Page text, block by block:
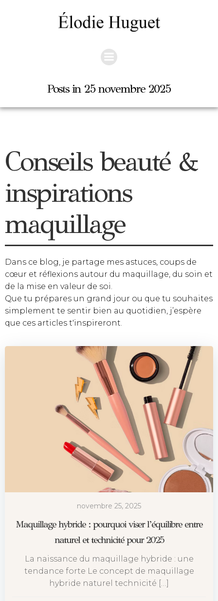
au
contenu
Posts in 25 novembre 2025
Conseils beauté &
inspirations
maquillage
Dans ce blog, je partage mes astuces, coups de
cœur et réflexions autour du maquillage, du soin et
de la mise en valeur de soi.
Que tu prépares un grand jour ou que tu souhaites
simplement te sentir bien au quotidien, j’espère
que ces articles t'inspireront.
novembre 25, 2025
Maquillage hybride : pourquoi viser l’équilibre entre
naturel et technicité pour 2025
La naissance du maquillage hybride : une
tendance forte Le concept de maquillage
hybride naturel technicité […]